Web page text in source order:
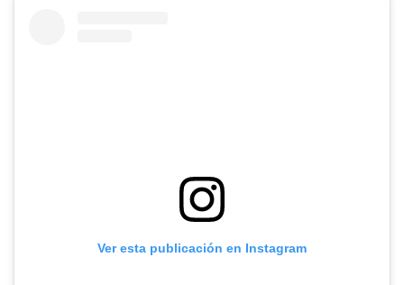
Ver esta publicación en Instagram